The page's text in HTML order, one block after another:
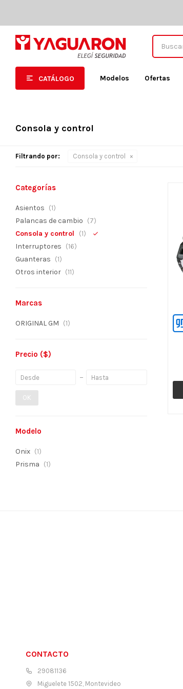
CATÁLOGO Modelos Ofertas
Consola y control
Filtrando por: Consola y control
Categorías
Asientos (1)
Palancas de cambio (7)
Consola y control (1)
Interruptores (16)
Guanteras (1)
Otros interior (11)
Marcas
ORIGINAL GM (1)
Precio ($)
OK
Modelo
Onix (1)
Prisma (1)
CONTACTO
29081136
Miguelete 1502, Montevideo